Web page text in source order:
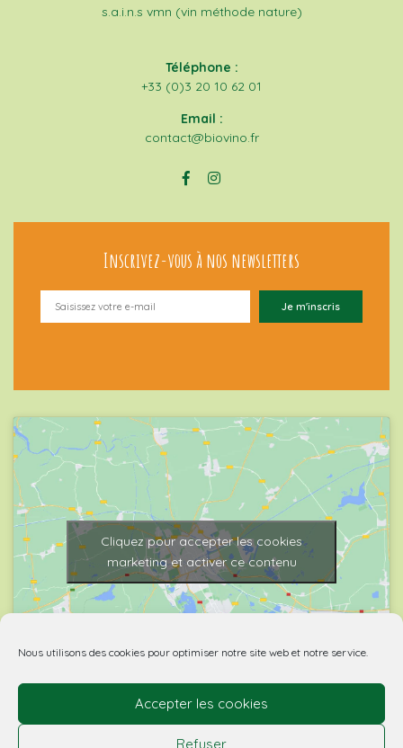
Nous utilisons des cookies pour optimiser notre site web et notre service.
Accepter les cookies
Refuser
s.a.i.n.s vmn (vin méthode nature)
Téléphone :
+33 (0)3 20 10 62 01
Email :
contact@biovino.fr
Inscrivez-vous à nos newsletters
Cliquez pour accepter les cookies
marketing et activer ce contenu
© 2026 Biovino | made with by Agence Spritz.